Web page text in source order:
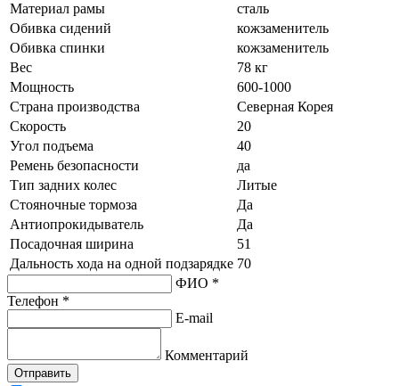
Материал рамы
сталь
Обивка сидений
кожзаменитель
Обивка спинки
кожзаменитель
Вес
78 кг
Мощность
600-1000
Страна производства
Северная Корея
Скорость
20
Угол подъема
40
Ремень безопасности
да
Тип задних колес
Литые
Стояночные тормоза
Да
Антиопрокидыватель
Да
Посадочная ширина
51
Дальность хода на одной подзарядке 70
ФИО *
Телефон *
E-mail
Комментарий
Отправить